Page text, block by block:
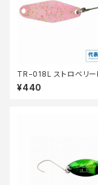
TR−018L ストロベリ
¥440